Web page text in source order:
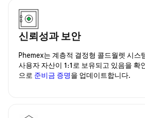
신뢰성과 보안
Phemex는 계층적 결정형 콜드월렛 시스
사용자 자산이 1:1로 보유되고 있음을 확
으로 준비금 증명을 업데이트합니다.